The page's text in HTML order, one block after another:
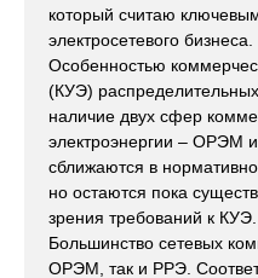
который считаю
электросетевого бизнеса.
Особенностью
(КУЭ)
наличие двух сфер
электроэнергии – ОРЭМ
сближаются в
но остаются пока
зрения требований к КУЭ.
Большинство сетевых
ОРЭМ, так и РРЭ.